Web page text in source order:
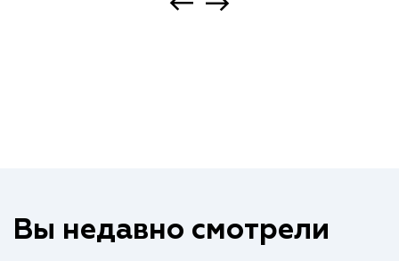
Вы недавно смотрели